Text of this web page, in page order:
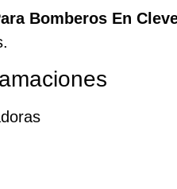
Bomberos En